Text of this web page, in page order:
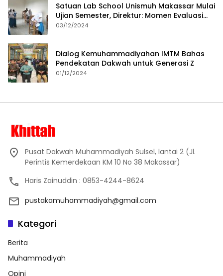
Satuan Lab School Unismuh Makassar Mulai
Ujian Semester, Direktur: Momen Evaluasi
Proses Pembelajaran
03/12/2024
Dialog Kemuhammadiyahan IMTM Bahas
Pendekatan Dakwah untuk Generasi Z
01/12/2024
Pusat Dakwah Muhammadiyah Sulsel, lantai 2 (Jl.
Perintis Kemerdekaan KM 10 No 38 Makassar)
Haris Zainuddin : 0853-4244-8624
pustakamuhammadiyah@gmail.com
Kategori
Berita
Muhammadiyah
Opini